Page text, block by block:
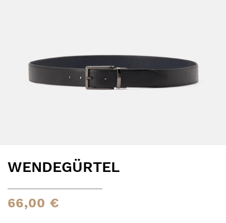
WENDEGÜRTEL
66,00 €